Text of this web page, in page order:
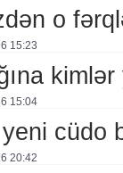
o
15:23
kimlər
15:04
cüdo
20:42